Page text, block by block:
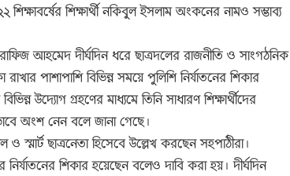
শিক্ষাবর্ষের শিক্ষার্থী নকিবুল ইসলাম অংকনের নামও সম্ভাব্য
আহমেদ দীর্ঘদিন ধরে ছাত্রদলের রাজনীতি ও সাংগঠনিক
পাশাপাশি বিভিন্ন সময়ে পুলিশি নির্যাতনের শিকার
উদ্যোগ গ্রহণের মাধ্যমে তিনি সাধারণ শিক্ষার্থীদের
অংশ নেন বলে জানা গেছে।
স্মার্ট ছাত্রনেতা হিসেবে উল্লেখ করছেন সহপাঠীরা।
শিকার হয়েছেন বলেও দাবি করা হয়। দীর্ঘদিন